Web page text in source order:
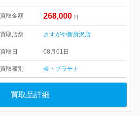
買取金額 268,000 円
買取店舗 さすがや新所沢店
買取日 08月01日
買取種別 金・プラチナ
買取品詳細